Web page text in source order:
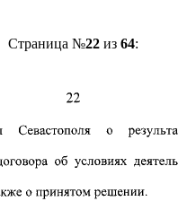
Страница №22из 64: